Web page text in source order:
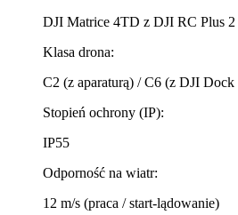
DJI Matrice 4TD z DJI RC Plus 2
Klasa drona:
C2 (z aparaturą) / C6 (z DJI Dock
Stopień ochrony (IP):
IP55
Odporność na wiatr:
12 m/s (praca / start-lądowanie)